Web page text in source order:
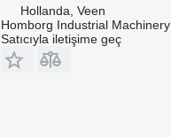
Hollanda, Veen
Homborg Industrial Machinery
Satıcıyla iletişime geç